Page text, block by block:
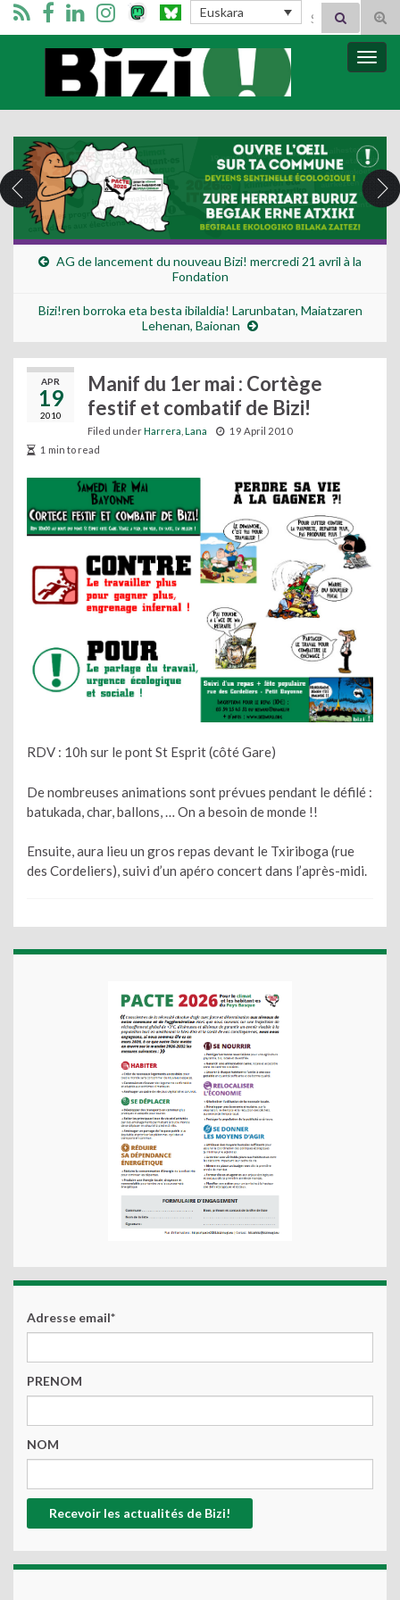
Euskara Search for:
Bizi Mugimendua
AG de lancement du nouveau Bizi! mercredi 21 avril à la
Fondation
Bizi!ren borroka eta besta ibilaldia! Larunbatan, Maiatzaren
Lehenan, Baionan
APR
19
2010
Manif du 1er mai : Cortège
festif et combatif de Bizi!
Filed underHarrera Lana
19 April 2010
1 min to read
RDV : 10h sur le pont St Esprit (côté Gare)
De nombreuses animations sont prévues pendant le défilé :
batukada, char, ballons, … On a besoin de monde !!
Ensuite, aura lieu un gros repas devant le Txiriboga (rue
des Cordeliers), suivi d’un apéro concert dans l’après-midi.
Adresse email*
PRENOM
NOM